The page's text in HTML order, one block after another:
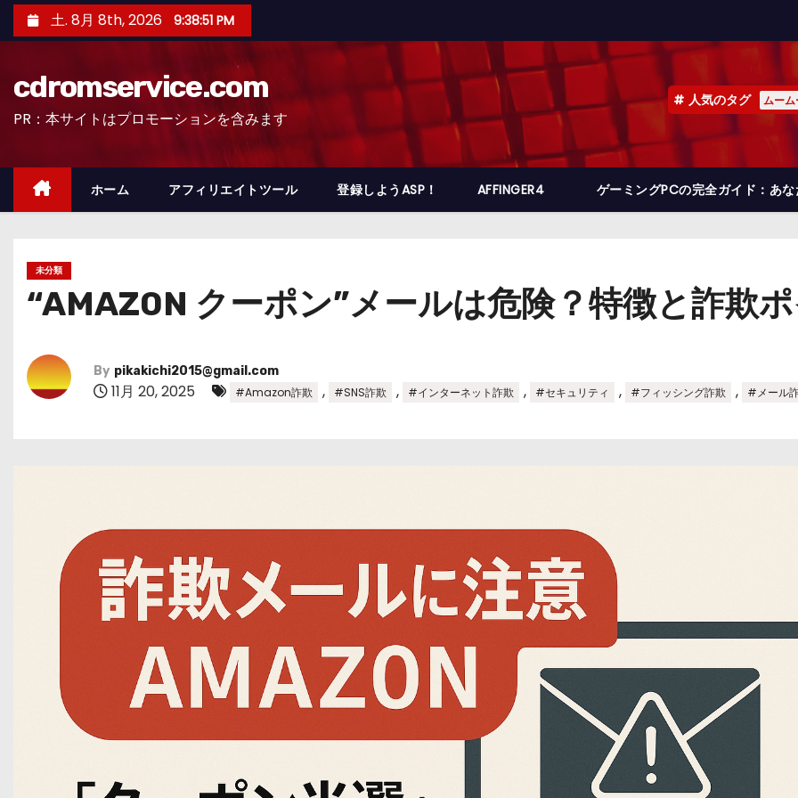
ン
ッ
土. 8月 8th, 2026 9:38:53 PM
cdromservice.com
PR：本サイトはプロモーションを含みます
人気のタグ ムー
ホーム アフィリエイトツール 登録しようASP！ AFFINGER4 ゲーミングPCの完全ガイド：あ
未分類
“AMAZ0N クーポン”メールは危険？特徴と詐欺
By pikakichi2015@gmail.com
11月 20, 2025 #Amazon詐欺 , #SNS詐欺 , #インターネット詐欺 , #セキュリティ , #フィッシング詐欺 , #メール